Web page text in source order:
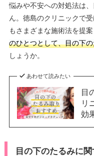
悩みや不安への対処法は
ん。徳島のクリニックで
もさまざまな施術法を提案
のひとつとして、目の下
しょうか。
あわせて読みたい
目
リ
効
目の下のたるみに